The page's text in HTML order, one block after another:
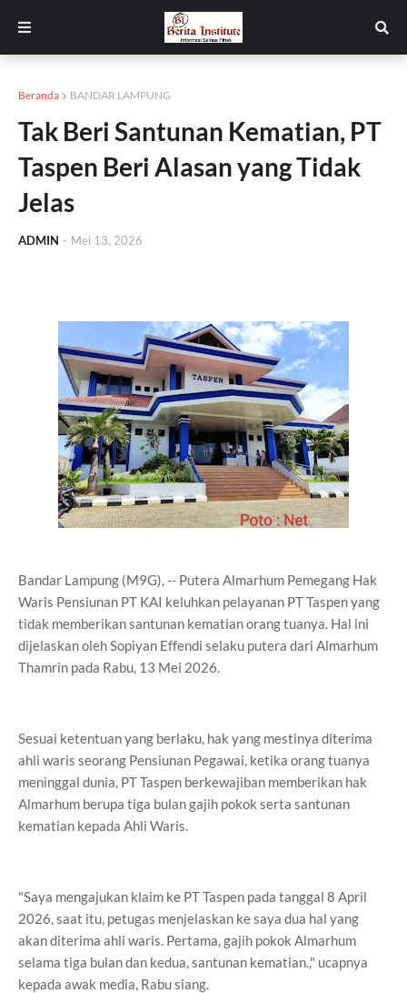
Beranda BANDAR LAMPUNG
Tak Beri Santunan Kematian, PT
Taspen Beri Alasan yang Tidak
Jelas
ADMIN - Mei 13, 2026
Bandar Lampung (M9G), -- Putera Almarhum Pemegang Hak
Waris Pensiunan PT KAI keluhkan pelayanan PT Taspen yang
tidak memberikan santunan kematian orang tuanya. Hal ini
dijelaskan oleh Sopiyan Effendi selaku putera dari Almarhum
Thamrin pada Rabu, 13 Mei 2026.
Sesuai ketentuan yang berlaku, hak yang mestinya diterima
ahli waris seorang Pensiunan Pegawai, ketika orang tuanya
meninggal dunia, PT Taspen berkewajiban memberikan hak
Almarhum berupa tiga bulan gajih pokok serta santunan
kematian kepada Ahli Waris.
"Saya mengajukan klaim ke PT Taspen pada tanggal 8 April
2026, saat itu, petugas menjelaskan ke saya dua hal yang
akan diterima ahli waris. Pertama, gajih pokok Almarhum
selama tiga bulan dan kedua, santunan kematian.," ucapnya
kepada awak media, Rabu siang.